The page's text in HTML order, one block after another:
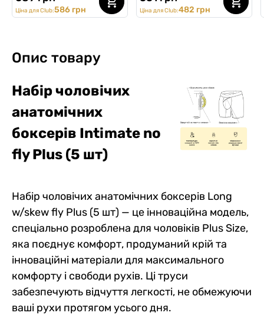
Ціна для Club:586 грн Ціна для Club:482 грн
Опис товару
Набір чоловічих
анатомічних
боксерів Intimate no
fly Plus (5 шт)
Набір чоловічих анатомічних боксерів Long
w/skew fly Plus (5 шт) — це інноваційна модель,
спеціально розроблена для чоловіків Plus Size,
яка поєднує комфорт, продуманий крій та
інноваційні матеріали для максимального
комфорту і свободи рухів. Ці труси
забезпечують відчуття легкості, не обмежуючи
ваші рухи протягом усього дня.